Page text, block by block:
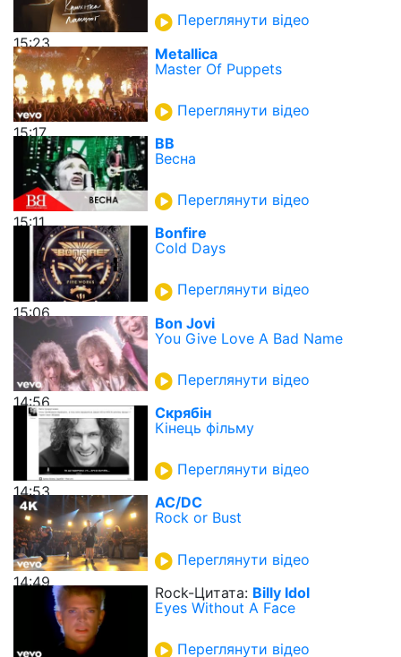
15:23
Переглянути відео
15:17
Metallica
Master Of Puppets
Переглянути відео
15:11
ВВ
Весна
Переглянути відео
15:06
Bonfire
Cold Days
Переглянути відео
14:56
Bon Jovi
You Give Love A Bad Name
Переглянути відео
14:53
Скрябін
Кінець фільму
Переглянути відео
14:49
AC/DC
Rock or Bust
Переглянути відео
Rock-Цитата: Billy Idol
Eyes Without A Face
Переглянути відео